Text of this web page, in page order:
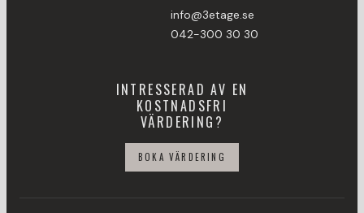
info@3etage.se
042-300 30 30
INTRESSERAD AV EN
KOSTNADSFRI
VÄRDERING?
BOKA VÄRDERING